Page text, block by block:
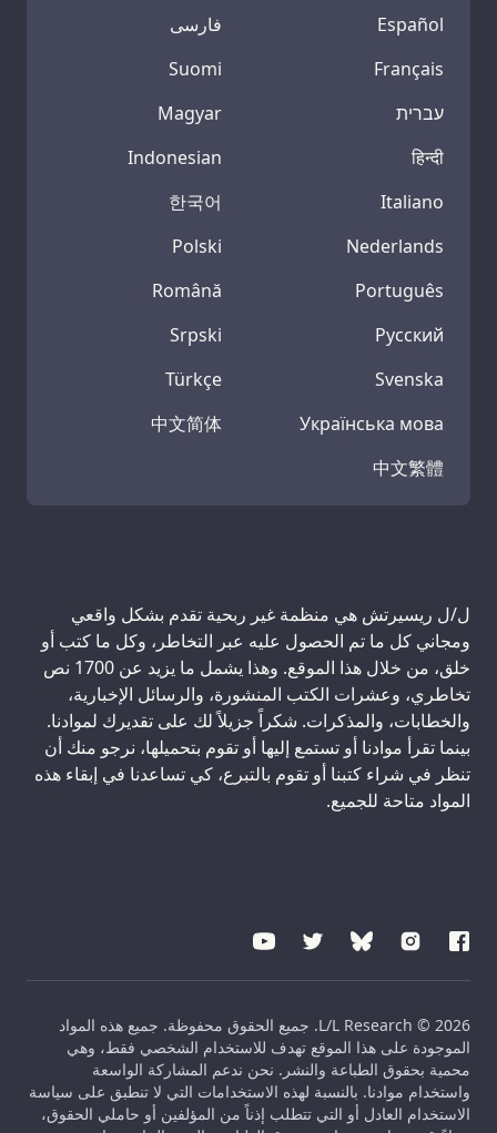
Español
فارسی
Français
Suomi
עברית
Magyar
हिन्दी
Indonesian
Italiano
한국어
Nederlands
Polski
Português
Română
Русский
Srpski
Svenska
Türkçe
Українська мова
中文简体
中文繁體
ل/ل ريسيرتش هي منظمة غير ربحية تقدم بشكل واقعي
ومجاني كل ما تم الحصول عليه عبر التخاطر، وكل ما كتب أو
خلق، من خلال هذا الموقع. وهذا يشمل ما يزيد عن 1700 نص
تخاطري، وعشرات الكتب المنشورة، والرسائل الإخبارية،
والخطابات، والمذكرات. شكراً جزيلاً لك على تقديرك لموادنا.
بينما تقرأ موادنا أو تستمع إليها أو تقوم بتحميلها، نرجو منك أن
تنظر في شراء كتبنا أو تقوم بالتبرع، كي تساعدنا في إبقاء هذه
المواد متاحة للجميع.
L/L Research © 2026. جميع الحقوق محفوظة. جميع هذه المواد
الموجودة على هذا الموقع تهدف للاستخدام الشخصي فقط، وهي
محمية بحقوق الطباعة والنشر. نحن ندعم المشاركة الواسعة
واستخدام موادنا. بالنسبة لهذه الاستخدامات التي لا تنطبق على سياسة
الاستخدام العادل أو التي تتطلب إذناً من المؤلفين أو حاملي الحقوق،